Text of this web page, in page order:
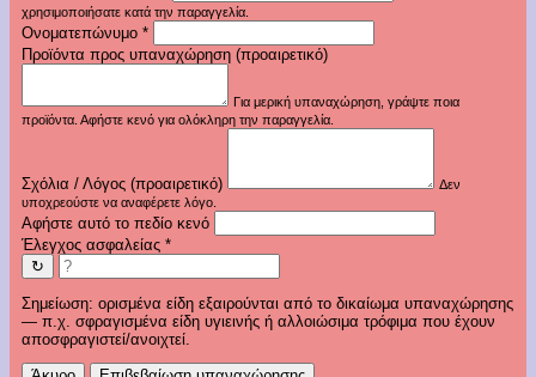
χρησιμοποιήσατε κατά την παραγγελία.
Ονοματεπώνυμο *
Προϊόντα προς υπαναχώρηση (προαιρετικό)
Για μερική υπαναχώρηση, γράψτε ποια
προϊόντα. Αφήστε κενό για ολόκληρη την παραγγελία.
Σχόλια / Λόγος (προαιρετικό)
Δεν
υποχρεούστε να αναφέρετε λόγο.
Αφήστε αυτό το πεδίο κενό
Έλεγχος ασφαλείας *
↻
Σημείωση: ορισμένα είδη εξαιρούνται από το δικαίωμα υπαναχώρησης
— π.χ. σφραγισμένα είδη υγιεινής ή αλλοιώσιμα τρόφιμα που έχουν
αποσφραγιστεί/ανοιχτεί.